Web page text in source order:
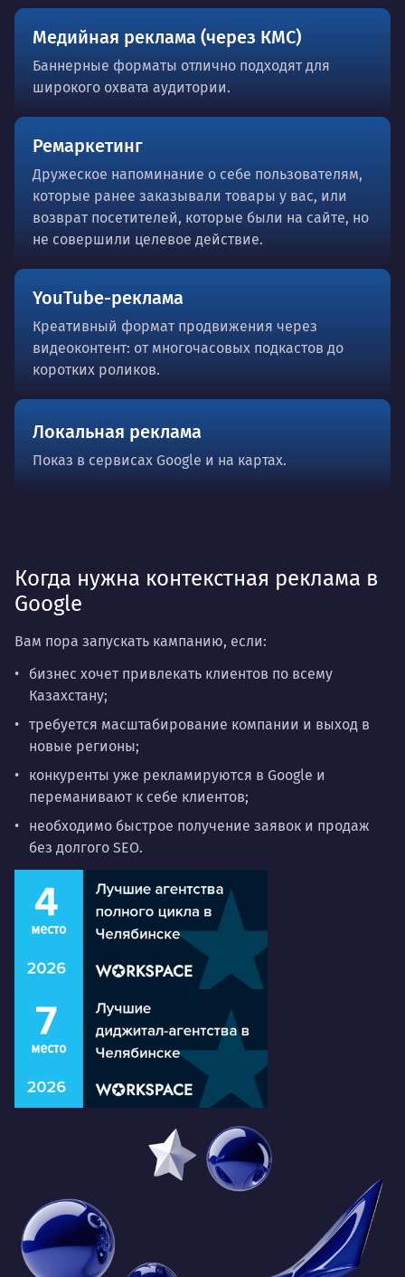
Медийная реклама (через КМС)
Баннерные форматы отлично подходят для
широкого охвата аудитории.
Ремаркетинг
Дружеское напоминание о себе пользователям,
которые ранее заказывали товары у вас, или
возврат посетителей, которые были на сайте, но
не совершили целевое действие.
YouTube-реклама
Креативный формат продвижения через
видеоконтент: от многочасовых подкастов до
коротких роликов.
Локальная реклама
Показ в сервисах Google и на картах.
Когда нужна контекстная реклама в
Google
Вам пора запускать кампанию, если:
бизнес хочет привлекать клиентов по всему
Казахстану;
требуется масштабирование компании и выход в
новые регионы;
конкуренты уже рекламируются в Google и
переманивают к себе клиентов;
необходимо быстрое получение заявок и продаж
без долгого SEO.